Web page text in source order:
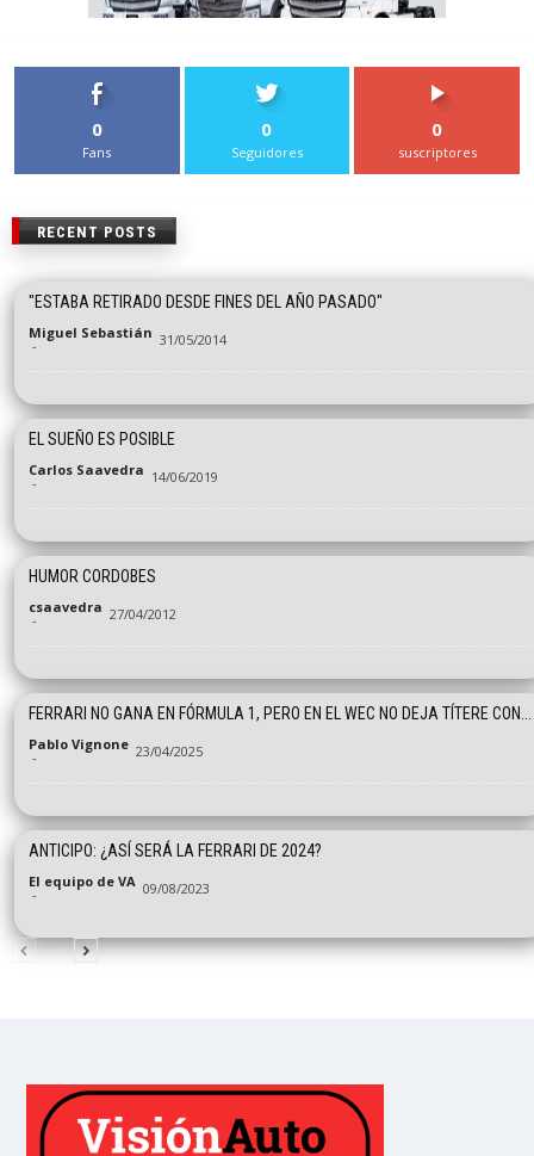
0
Fans
0
Seguidores
0
suscriptores
RECENT POSTS
"ESTABA RETIRADO DESDE FINES DEL AÑO PASADO"
Miguel Sebastián
- 31/05/2014
EL SUEÑO ES POSIBLE
Carlos Saavedra
- 14/06/2019
HUMOR CORDOBES
csaavedra
- 27/04/2012
FERRARI NO GANA EN FÓRMULA 1, PERO EN EL WEC NO DEJA TÍTERE CON...
Pablo Vignone
- 23/04/2025
ANTICIPO: ¿ASÍ SERÁ LA FERRARI DE 2024?
El equipo de VA
- 09/08/2023